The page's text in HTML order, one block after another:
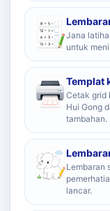
Jana
untuk
Templat
Cetak grid
Hui Gong
tambahan.
Lembaran
lancar.